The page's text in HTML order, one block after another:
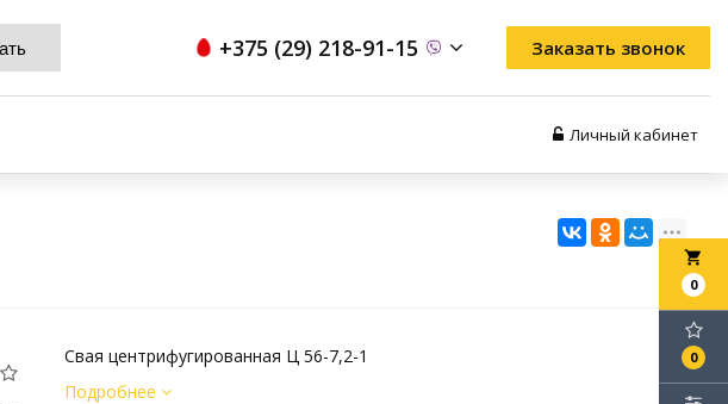
+375 (29) 218-91-15 Заказать звонок
Личный кабинет
local_grocery_store
0
0
Свая центрифугированная Ц 56-7,2-1
Подробнее